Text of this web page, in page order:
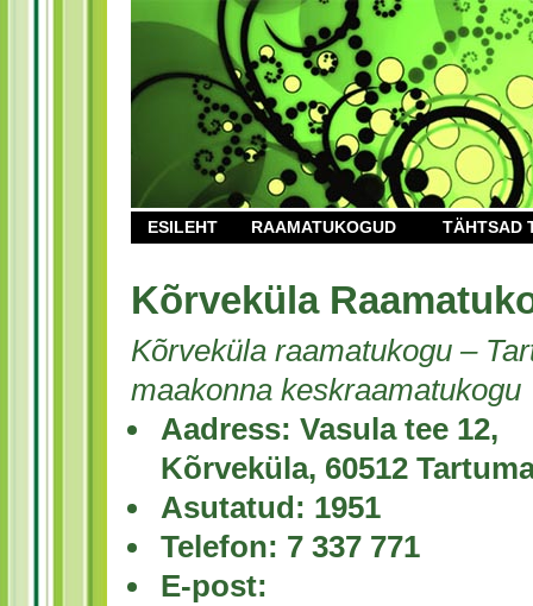
ESILEHT RAAMATUKOGUD TÄHTSAD
Kõrveküla
Kõrveküla raamatukogu –
maakonna keskraamatukogu
Aadress: Vasula tee 12,
Kõrveküla, 60512
Asutatud: 1951
Telefon: 7 337 771
E-post: